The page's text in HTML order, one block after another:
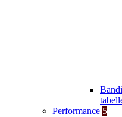
Performance 5